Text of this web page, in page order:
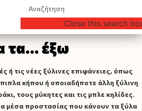
Close this search
τα… έξω
ή τις νέες ξύλινες επιφάνειες, όπως
κήπου ή οποιαδήποτε άλλη ξύλινη
τους μύκητες και τις μπλε κηλίδες.
μέσα προστασίας που κάνουν τα ξύλα